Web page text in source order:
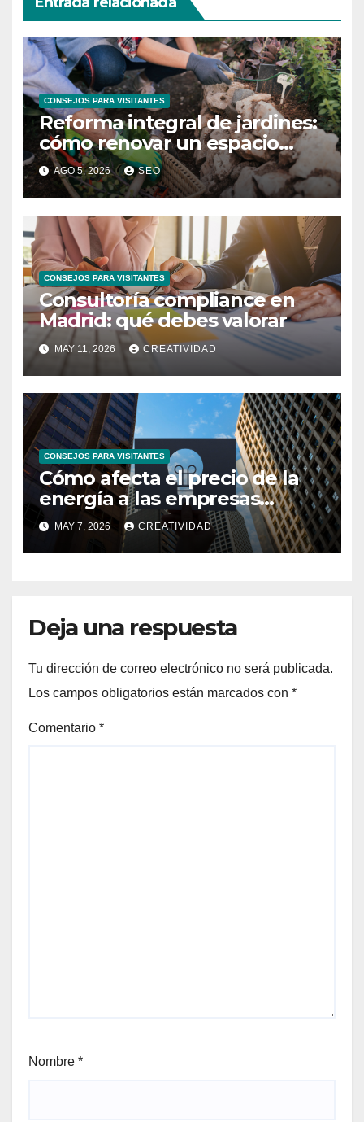
CONSEJOS PARA VISITANTES
Reforma integral de jardines:
cómo renovar un espacio
exterior
AGO 5, 2026 SEO
CONSEJOS PARA VISITANTES
Consultoría compliance en
Madrid: qué debes valorar
MAY 11, 2026 CREATIVIDAD
CONSEJOS PARA VISITANTES
Cómo afecta el precio de la
energía a las empresas
españolas
MAY 7, 2026 CREATIVIDAD
Deja una respuesta
Tu dirección de correo electrónico no será publicada.
Los campos obligatorios están marcados con *
Comentario *
Nombre *